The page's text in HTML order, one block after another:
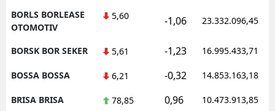
BORLS BORLEASE
OTOMOTIV
5,60 -1,06 23.332.096,45
BORSK BOR SEKER 5,61 -1,23 16.995.433,71
BOSSA BOSSA 6,21 -0,32 14.853.163,18
BRISA BRISA 78,85 0,96 10.473.913,85